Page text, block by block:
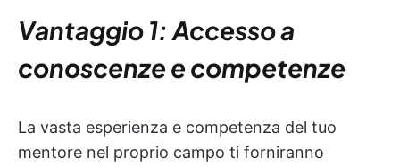
Vantaggio 1: Accesso a
conoscenze e competenze
La vasta esperienza e competenza del tuo
mentore nel proprio campo ti forniranno